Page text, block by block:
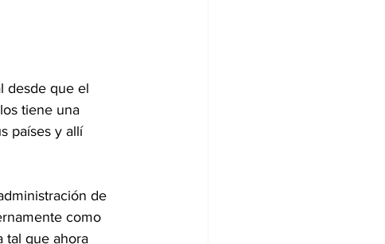
desde que el
tiene una
países y allí
de
como
tal que ahora